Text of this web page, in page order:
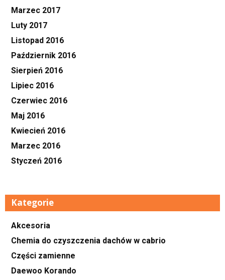
Marzec 2017
Luty 2017
Listopad 2016
Październik 2016
Sierpień 2016
Lipiec 2016
Czerwiec 2016
Maj 2016
Kwiecień 2016
Marzec 2016
Styczeń 2016
Kategorie
Akcesoria
Chemia do czyszczenia dachów w cabrio
Części zamienne
Daewoo Korando